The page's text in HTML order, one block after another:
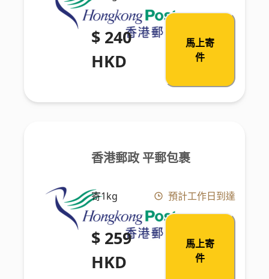
$ 240
HKD
馬上寄
件
香港郵政 平郵包裹
寄1kg 預計工作日到達
$ 259
HKD
馬上寄
件